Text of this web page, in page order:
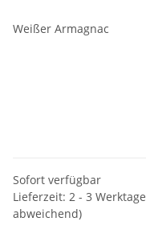
Weißer Armagnac
Sofort verfügbar
Lieferzeit: 2 - 3 Werktage
abweichend)